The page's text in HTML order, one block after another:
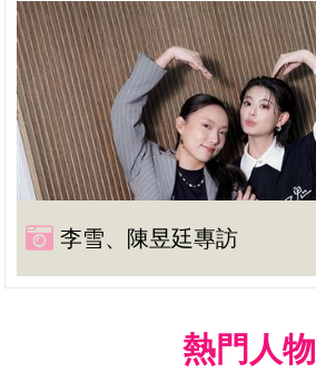
李雪、陳昱廷專訪
熱門人物